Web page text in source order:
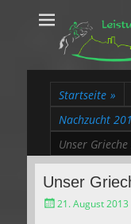
Trakehner
Startseite »
Nachzucht
Unser
Unser
Gepostet
21. August 2013